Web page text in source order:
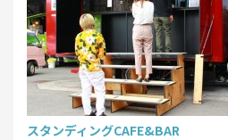
スタンディングCAFE&BAR